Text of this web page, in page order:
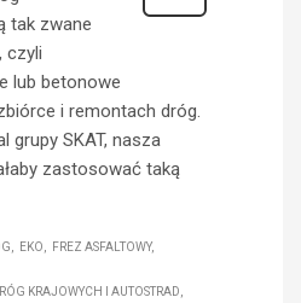
tak zwane
czyli
lub betonowe
i remontach dróg.
grupy SKAT, nasza
zastosować taką
EKO
FREZ ASFALTOWY
KRAJOWYCH I AUTOSTRAD